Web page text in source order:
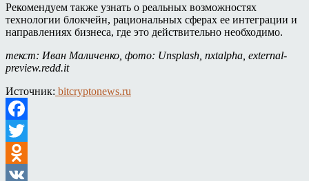
Рекомендуем также узнать о реальных возможностях
технологии блокчейн, рациональных сферах ее интеграции и
направлениях бизнеса, где это действительно необходимо.
текст: Иван Маличенко, фото: Unsplash, nxtalpha, external-
preview.redd.it
Источник: bitcryptonews.ru
Facebook
Twitter
Odnoklassniki